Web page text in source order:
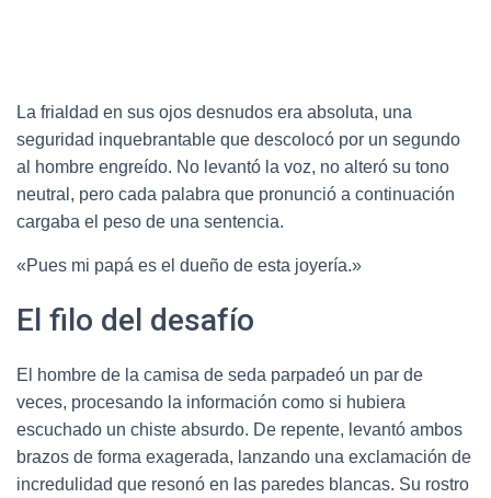
La frialdad en sus ojos desnudos era absoluta, una
seguridad inquebrantable que descolocó por un segundo
al hombre engreído. No levantó la voz, no alteró su tono
neutral, pero cada palabra que pronunció a continuación
cargaba el peso de una sentencia.
«Pues mi papá es el dueño de esta joyería.»
El filo del desafío
El hombre de la camisa de seda parpadeó un par de
veces, procesando la información como si hubiera
escuchado un chiste absurdo. De repente, levantó ambos
brazos de forma exagerada, lanzando una exclamación de
incredulidad que resonó en las paredes blancas. Su rostro